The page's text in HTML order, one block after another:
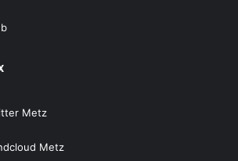
Metz
Metz